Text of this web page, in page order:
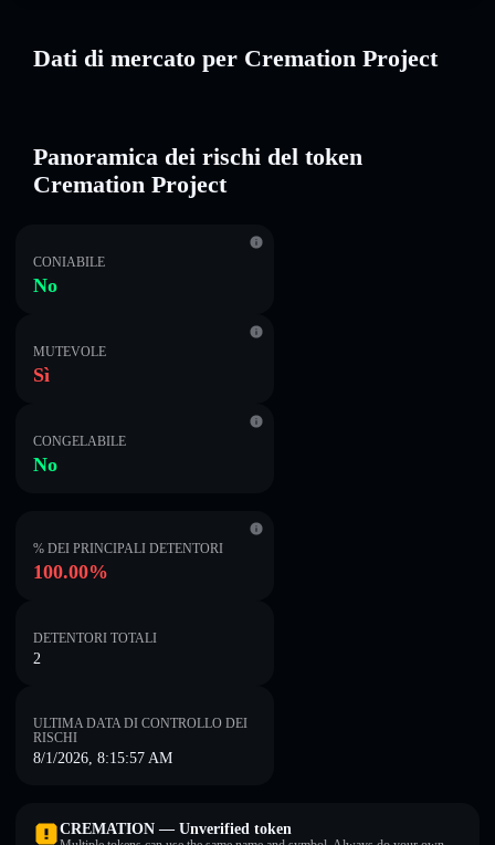
Dati di mercato per Cremation Project
Panoramica dei rischi del token
Cremation Project
CONIABILE
No
MUTEVOLE
Sì
CONGELABILE
No
% DEI PRINCIPALI DETENTORI
100.00%
DETENTORI TOTALI
2
ULTIMA DATA DI CONTROLLO DEI
RISCHI
8/1/2026, 8:15:57 AM
CREMATION — Unverified token